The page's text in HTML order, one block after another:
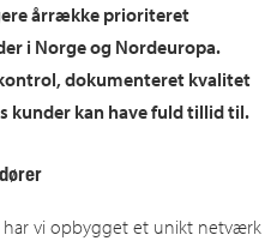
årrække prioriteret
i Norge og Nordeuropa.
dokumenteret kvalitet
kunder kan have fuld tillid til.
har vi opbygget et unikt netværk